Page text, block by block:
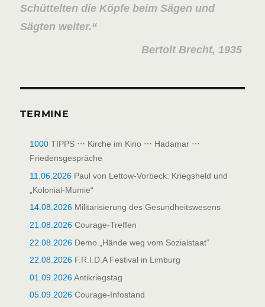
Schüttelten die Köpfe beim Sägen und
Sägten weiter.
Bertolt Brecht, 1935
TERMINE
1000 TIPPS ⋯ Kirche im Kino ⋯ Hadamar ⋯
Friedensgespräche
11.06.2026 Paul von Lettow-Vorbeck: Kriegsheld und
„Kolonial-Mumie“
14.08.2026 Militarisierung des Gesundheitswesens
21.08.2026 Courage-Treffen
22.08.2026 Demo „Hände weg vom Sozialstaat“
22.08.2026 F.R.I.D.A Festival in Limburg
01.09.2026Antikriegstag
05.09.2026 Courage-Infostand